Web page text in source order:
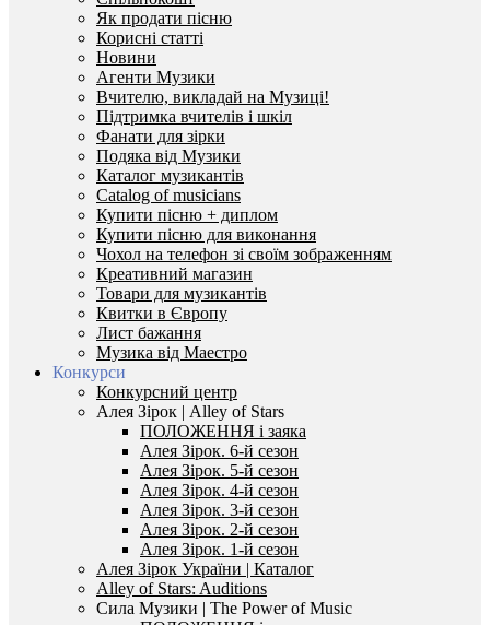
Як продати пісню
Корисні статті
Новини
Агенти Музики
Вчителю, викладай на Музиці!
Підтримка вчителів і шкіл
Фанати для зірки
Подяка від Музики
Каталог музикантів
Catalog of musicians
Купити пісню + диплом
Купити пісню для виконання
Чохол на телефон зі своїм зображенням
Креативний магазин
Товари для музикантів
Квитки в Європу
Лист бажання
Музика від Маестро
Конкурси
Конкурсний центр
Алея Зірок | Alley of Stars
ПОЛОЖЕННЯ і заяка
Алея Зірок. 6-й сезон
Алея Зірок. 5-й сезон
Алея Зірок. 4-й сезон
Алея Зірок. 3-й сезон
Алея Зірок. 2-й сезон
Алея Зірок. 1-й сезон
Алея Зірок України | Каталог
Alley of Stars: Auditions
Сила Музики | The Power of Music